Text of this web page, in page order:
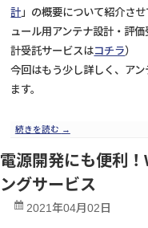
計」の概要について紹介さ
ュール用アンテナ設計・評
計受託サービスはコチラ）
今回はもう少し詳しく、ア
ます。
続きを読む →
電源開発にも便利
ングサービス
2021年04月02日